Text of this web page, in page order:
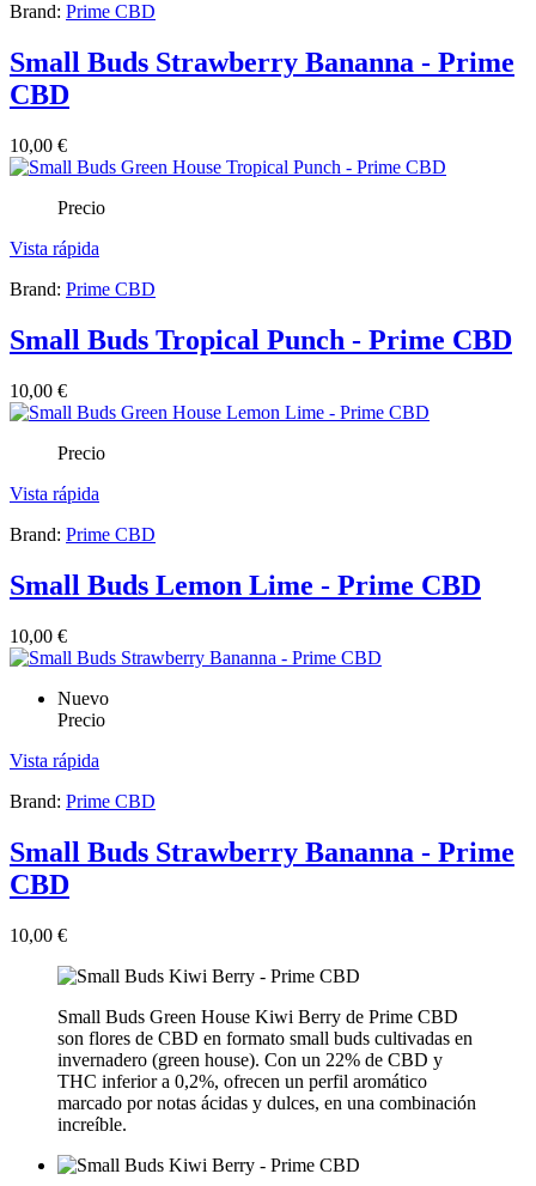
Brand: Prime CBD
Small Buds Strawberry Bananna - Prime
CBD
10,00 €
Precio
Vista rápida
Brand: Prime CBD
Small Buds Tropical Punch - Prime CBD
10,00 €
Precio
Vista rápida
Brand: Prime CBD
Small Buds Lemon Lime - Prime CBD
10,00 €
Nuevo
Precio
Vista rápida
Brand: Prime CBD
Small Buds Strawberry Bananna - Prime
CBD
10,00 €
Small Buds Green House Kiwi Berry de Prime CBD
son flores de CBD en formato small buds cultivadas en
invernadero (green house). Con un 22% de CBD y
THC inferior a 0,2%, ofrecen un perfil aromático
marcado por notas ácidas y dulces, en una combinación
increíble.